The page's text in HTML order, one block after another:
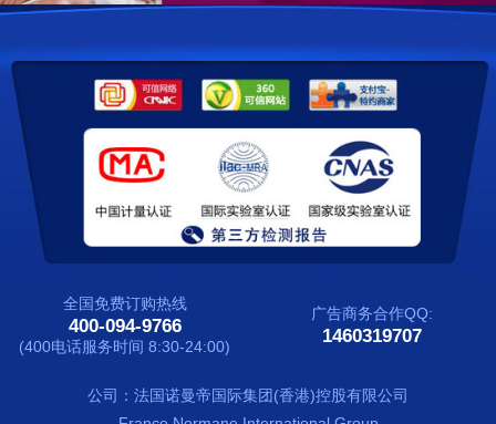
联系我们
全国免费订购热线
400-094-9766
(400电话服务时间 8:30-24:00)
广告商务合作QQ:
1460319707
公司：法国诺曼帝国际集团(香港)控股有限公司